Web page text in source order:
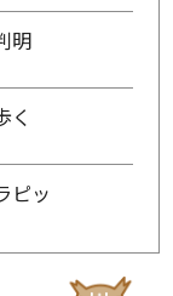
明
く
ピッ